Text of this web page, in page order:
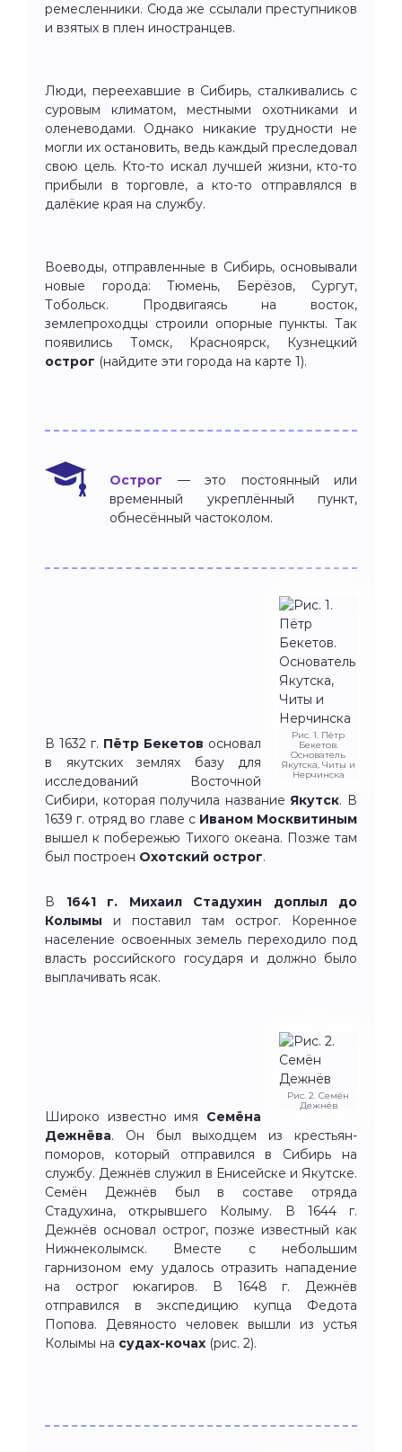
ремесленники. Сюда же ссылали преступников
и взятых в плен иностранцев.
Люди, переехавшие в Сибирь, сталкивались с
суровым климатом, местными охотниками и
оленеводами. Однако никакие трудности не
могли их остановить, ведь каждый преследовал
свою цель. Кто-то искал лучшей жизни, кто-то
прибыли в торговле, а кто-то отправлялся в
далёкие края на службу.
Воеводы, отправленные в Сибирь, основывали
новые города: Тюмень, Берёзов, Сургут,
Тобольск. Продвигаясь на восток,
землепроходцы строили опорные пункты. Так
появились Томск, Красноярск, Кузнецкий
острог (найдите эти города на карте 1).
Острог
— это постоянный или
временный укреплённый пункт,
обнесённый частоколом.
Рис. 1. Пётр
Бекетов.
Основатель
Якутска, Читы и
Нерчинска
В 1632 г. Пётр Бекетов основал
в якутских землях базу для
исследований Восточной
Сибири, которая получила название Якутск. В
1639 г. отряд во главе с Иваном Москвитиным
вышел к побережью Тихого океана. Позже там
был построен Охотский острог.
В 1641 г. Михаил Стадухин доплыл до
Колымы и поставил там острог. Коренное
население освоенных земель переходило под
власть российского государя и должно было
выплачивать ясак.
Рис. 2. Семён
Дежнёв
Широко известно имя Семёна
Дежнёва. Он был выходцем из крестьян-
поморов, который отправился в Сибирь на
службу. Дежнёв служил в Енисейске и Якутске.
Семён Дежнёв был в составе отряда
Стадухина, открывшего Колыму. В 1644 г.
Дежнёв основал острог, позже известный как
Нижнеколымск. Вместе с небольшим
гарнизоном ему удалось отразить нападение
на острог юкагиров. В 1648 г. Дежнёв
отправился в экспедицию купца Федота
Попова. Девяносто человек вышли из устья
Колымы на судах-кочах (рис. 2).